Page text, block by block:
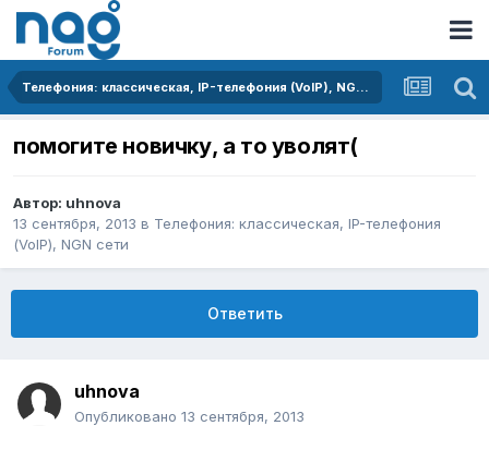
Телефония: классическая, IP-телефония (VoIP), NGN сети
помогите новичку, а то уволят(
Автор: uhnova
13 сентября, 2013 в Телефония: классическая, IP-телефония
(VoIP), NGN сети
Ответить
uhnova
Опубликовано 13 сентября, 2013